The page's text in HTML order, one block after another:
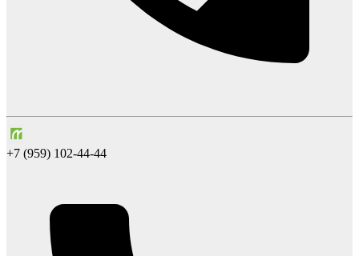
+7 (959) 102-44-44